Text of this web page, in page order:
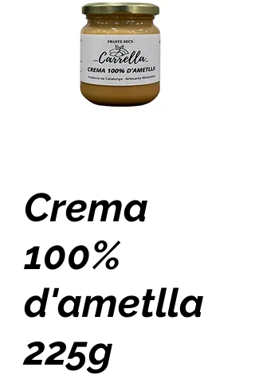
Crema
100%
d'ametlla
225g